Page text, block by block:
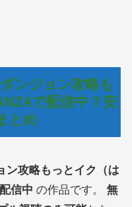
ンジョン攻略も
で配信中？安
とめ
ン攻略もっとイク（は
信中 の作品です。 無